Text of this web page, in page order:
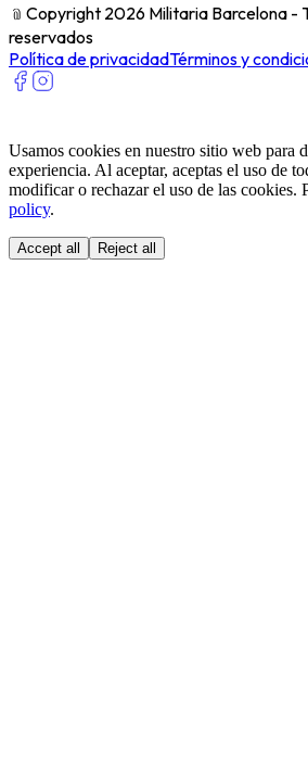
﹫ Copyright 2026 Militaria Barcelona -
reservados
Política de privacidadTérminos y
Usamos cookies en nuestro sitio web para
experiencia. Al aceptar, aceptas el uso de
modificar o rechazar el uso de las cookies.
policy.
Accept all Reject all